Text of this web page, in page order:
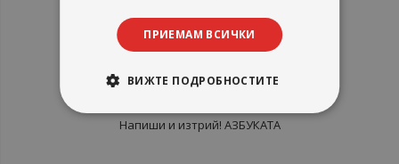
Напиши и изтрий! АЗБУКАТА
ПРИЕМАМ ВСИЧКИ
ВИЖТЕ ПОДРОБНОСТИТЕ